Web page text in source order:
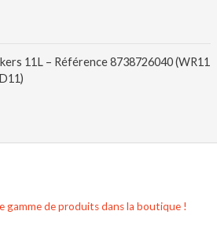
11L – Référence 8738726040 (WR11
de produits dans la boutique !